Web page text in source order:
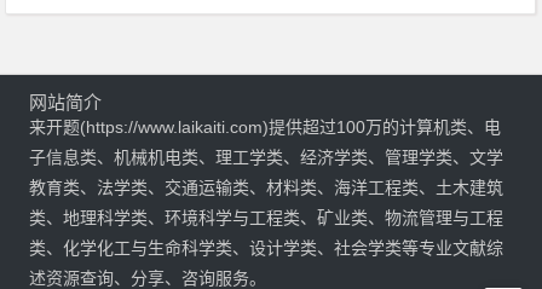
网站简介
来开题(https://www.laikaiti.com)提供超过100万的计算机类、电
子信息类、机械机电类、理工学类、经济学类、管理学类、文学
教育类、法学类、交通运输类、材料类、海洋工程类、土木建筑
类、地理科学类、环境科学与工程类、矿业类、物流管理与工程
类、化学化工与生命科学类、设计学类、社会学类等专业文献综
述资源查询、分享、咨询服务。